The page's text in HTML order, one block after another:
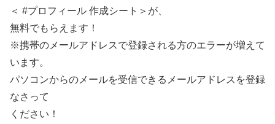
＜ #プロフィール 作成シート＞が、
無料でもらえます！
※携帯のメールアドレスで登録される方のエラーが増えて
います。
パソコンからのメールを受信できるメールアドレスを登録
なさって
ください！